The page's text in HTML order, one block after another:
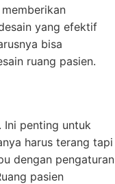
yang efektif
bisa
ruang pasien.
Ini penting untuk
harus terang tapi
dengan pengaturan
pasien